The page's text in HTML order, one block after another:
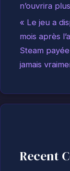
n’ouvrira
« Le jeu a
mois après
Steam
jamais
Recent